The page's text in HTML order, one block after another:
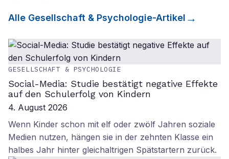
Alle Gesellschaft & Psychologie-Artikel
GESELLSCHAFT & PSYCHOLOGIE
Social-Media: Studie bestätigt negative Effekte
auf den Schulerfolg von Kindern
4. August 2026
Wenn Kinder schon mit elf oder zwölf Jahren soziale
Medien nutzen, hängen sie in der zehnten Klasse ein
halbes Jahr hinter gleichaltrigen Spätstartern zurück.